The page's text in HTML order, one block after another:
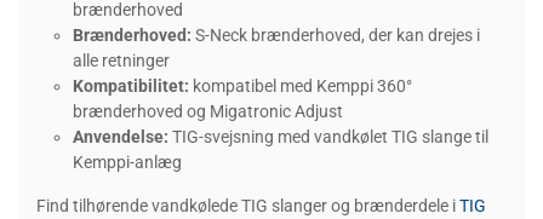
brænderhoved
Brænderhoved: S-Neck brænderhoved, der kan drejes i
alle retninger
Kompatibilitet: kompatibel med Kemppi 360°
brænderhoved og Migatronic Adjust
Anvendelse: TIG-svejsning med vandkølet TIG slange til
Kemppi-anlæg
Find tilhørende vandkølede TIG slanger og brænderdele iTIG